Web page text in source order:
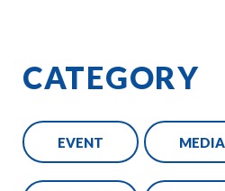
CATEGORY
EVENT MEDIA